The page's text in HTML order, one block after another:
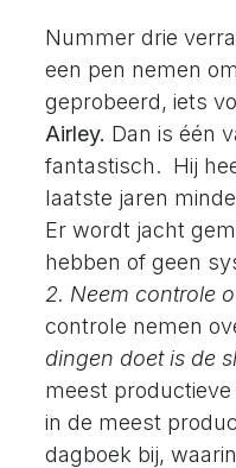
Nummer drie
een pen nemen
geprobeerd, iets
Airley. Dan is één
fantastisch. Hij
laatste jaren
Er wordt jacht
hebben of geen
2. Neem controle
controle nemen
dingen doetis de
meest
in de meest
dagboek bij,